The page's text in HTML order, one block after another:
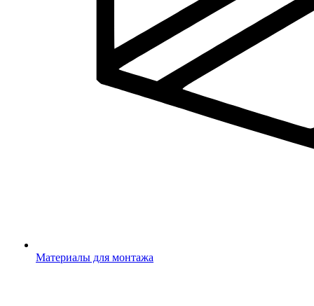
Материалы для монтажа